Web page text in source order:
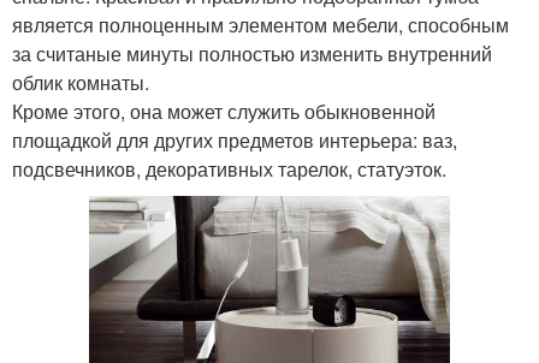
является полноценным элементом мебели, способным
за считаные минуты полностью изменить внутренний
облик комнаты.
Кроме этого, она может служить обыкновенной
площадкой для других предметов интерьера: ваз,
подсвечников, декоративных тарелок, статуэток.